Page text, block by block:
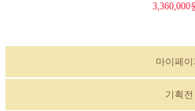
3,360,000
마이페이
기획전